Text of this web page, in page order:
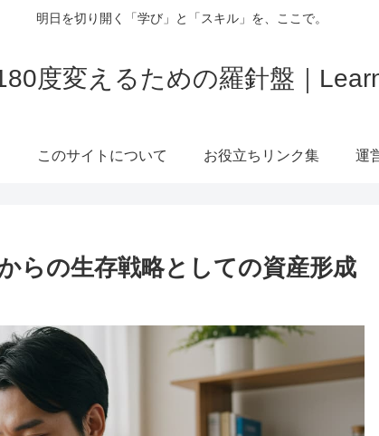
明日を切り開く「学び」と「スキル」を、ここで。
度変えるための羅針盤｜
このサイトについて お役立ちリンク集 運
らの生存戦略としての資産形成